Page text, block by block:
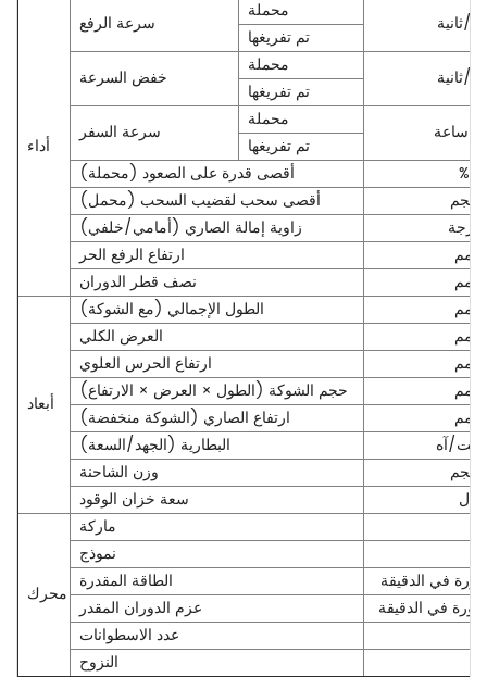
أداء
سرعة الرفع
محملة
ثانية
تم تفريغها
خفض السرعة
محملة
ثانية
تم تفريغها
سرعة السفر
محملة
ساعة
تم تفريغها
أقصى قدرة على الصعود (محملة)
%
أقصى سحب لقضيب السحب (محمل)
كجم
زاوية إمالة الصاري (أمامي/خلفي)
درجة
ارتفاع الرفع الحر
مم
نصف قطر الدوران
مم
أبعاد
الطول الإجمالي (مع الشوكة)
مم
العرض الكلي
مم
ارتفاع الحرس العلوي
مم
حجم الشوكة (الطول × العرض × الارتفاع)
مم
ارتفاع الصاري (الشوكة منخفضة)
مم
البطارية (الجهد/السعة)
آه
وزن الشاحنة
كجم
سعة خزان الوقود
ل
محرك
ماركة
نموذج
الطاقة المقدرة
في الدقيقة
عزم الدوران المقدر
في الدقيقة
عدد الاسطوانات
النزوح